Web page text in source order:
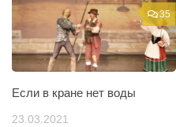
35
Если в кране нет воды
23.03.2021